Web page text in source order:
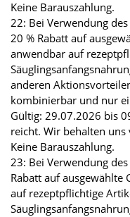
Keine Barauszahlung.
22: Bei Verwendung
20 % Rabatt auf
anwendbar auf
anderen
kombinierbar und nur
Gültig: 29.07.2026 bis
reicht. Wir behalten
Keine Barauszahlung.
23: Bei Verwendung
Rabatt auf ausgewählte
auf rezeptpflichtige